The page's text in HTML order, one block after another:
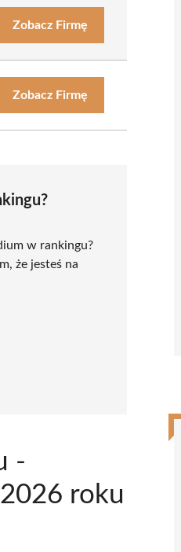
Zobacz Firmę
Zobacz Firmę
w rankingu?
że jesteś na
-
roku